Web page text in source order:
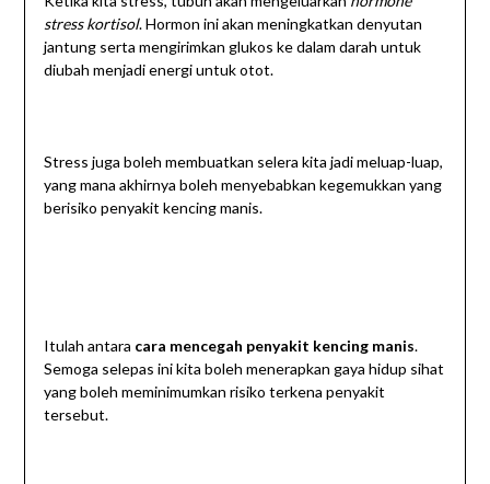
stress kortisol. Hormon ini akan meningkatkan denyutan
jantung serta mengirimkan glukos ke dalam darah untuk
diubah menjadi energi untuk otot.
Stress juga boleh membuatkan selera kita jadi meluap-luap,
yang mana akhirnya boleh menyebabkan kegemukkan yang
berisiko penyakit kencing manis.
Itulah antara cara mencegah penyakit kencing manis.
Semoga selepas ini kita boleh menerapkan gaya hidup sihat
yang boleh meminimumkan risiko terkena penyakit
tersebut.